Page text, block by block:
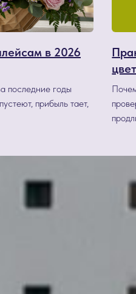
в 2026
последние годы
прибыль тает,